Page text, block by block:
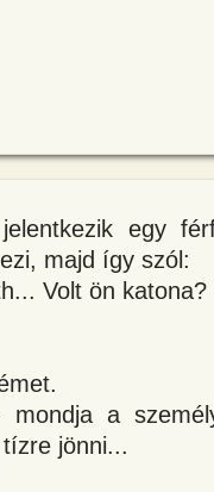
egy
majd így szól:
Volt ön katona?
a
jönni...